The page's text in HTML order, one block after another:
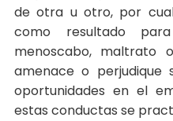
de otra u otro, por
como resultado
menoscabo, maltrato
amenace o perjudique
oportunidades en el
estas conductas se